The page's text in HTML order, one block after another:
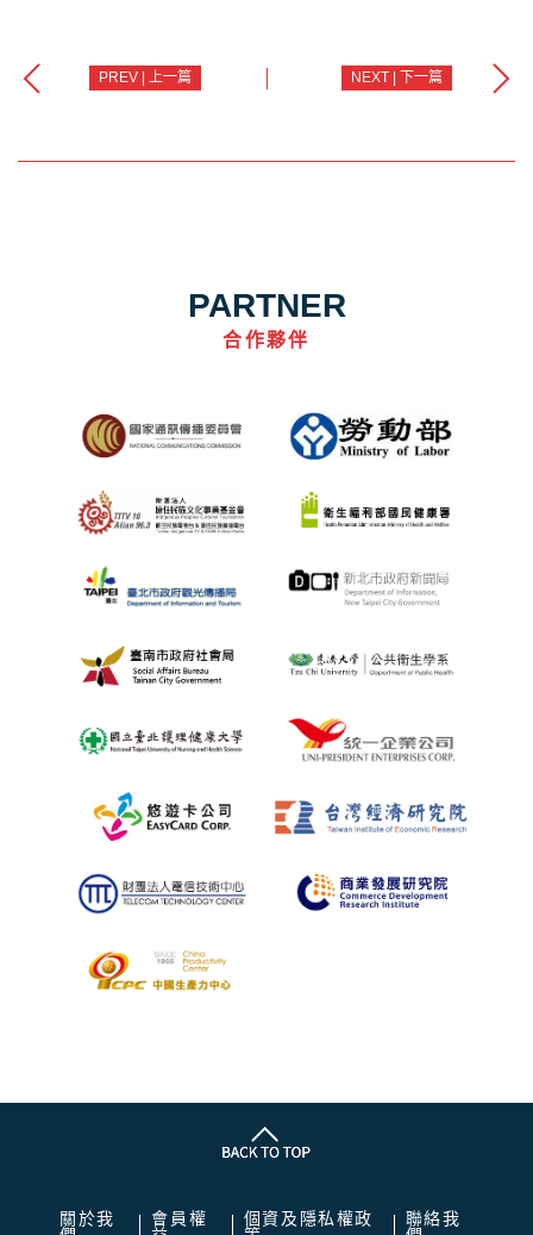
PREV | 上一篇 NEXT | 下一篇
PARTNER
合作夥伴
關於我
會員權
個資及隱私權政
聯絡我